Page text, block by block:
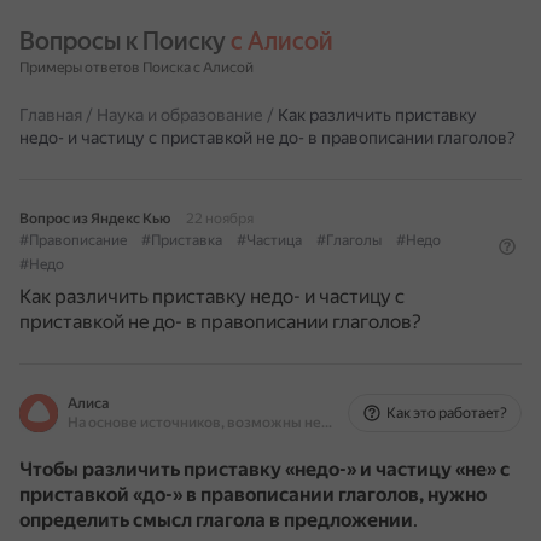
Вопросы к Поиску с Алисой
Примеры ответов Поиска с Алисой
Главная / Наука и образование / Как различить приставку
недо- и частицу с приставкой не до- в правописании глаголов?
Вопрос из Яндекс Кью
22 ноября
#Правописание
#Приставка #Частица #Глаголы
#Недо
#Недо
Как различить приставку недо- и частицу с
приставкой не до- в правописании глаголов?
Алиса
На основе источников, возможны неточности
Как это работает?
Чтобы различить приставку «недо-» и частицу «не» с
приставкой «до-» в правописании глаголов, нужно
определить смысл глагола в предложении.